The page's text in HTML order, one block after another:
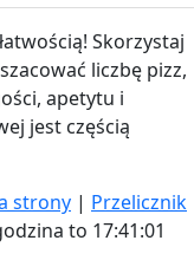
Skorzystaj
liczbę pizz,
apetytu i
jest częścią
strony | Przelicznik
to 17:41:01